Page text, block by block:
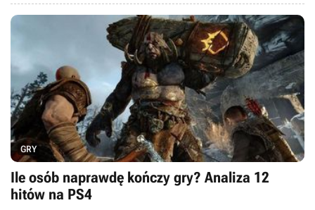
GRY
Ile osób naprawdę kończy gry? Analiza 12
hitów na PS4